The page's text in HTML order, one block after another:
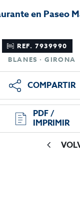
en Paseo
REF. 7939990
BLANES · GIRONA
COMPARTIR
PDF /
IMPRIMIR